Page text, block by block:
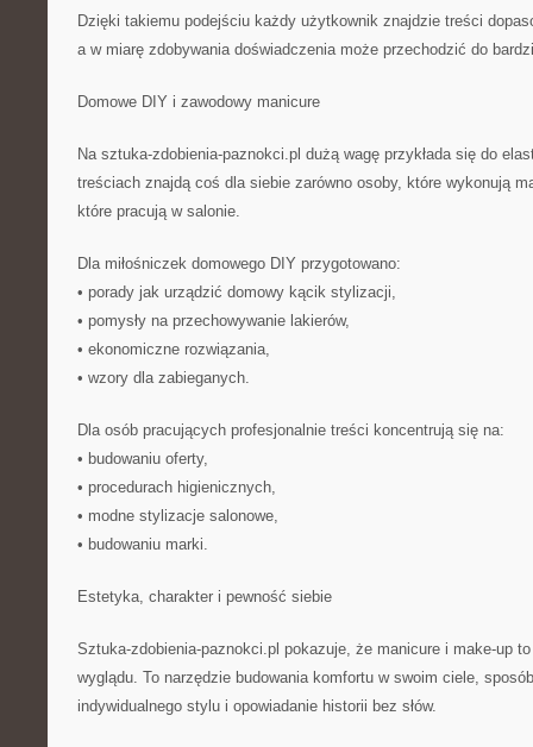
Dzięki takiemu podejściu każdy użytkownik znajdzie treści
a w miarę zdobywania doświadczenia może przechodzić do
Domowe DIY i zawodowy manicure
Na sztuka-zdobienia-paznokci.pl dużą wagę przykłada się do
treściach znajdą coś dla siebie zarówno osoby, które wykonują
które pracują w salonie.
Dla miłośniczek domowego DIY przygotowano:
• porady jak urządzić domowy kącik stylizacji,
• pomysły na przechowywanie lakierów,
• ekonomiczne rozwiązania,
• wzory dla zabieganych.
Dla osób pracujących profesjonalnie treści koncentrują się na:
• budowaniu oferty,
• procedurach higienicznych,
• modne stylizacje salonowe,
• budowaniu marki.
Estetyka, charakter i pewność siebie
Sztuka-zdobienia-paznokci.pl pokazuje, że manicure i make-up
wyglądu. To narzędzie budowania komfortu w swoim ciele,
indywidualnego stylu i opowiadanie historii bez słów.